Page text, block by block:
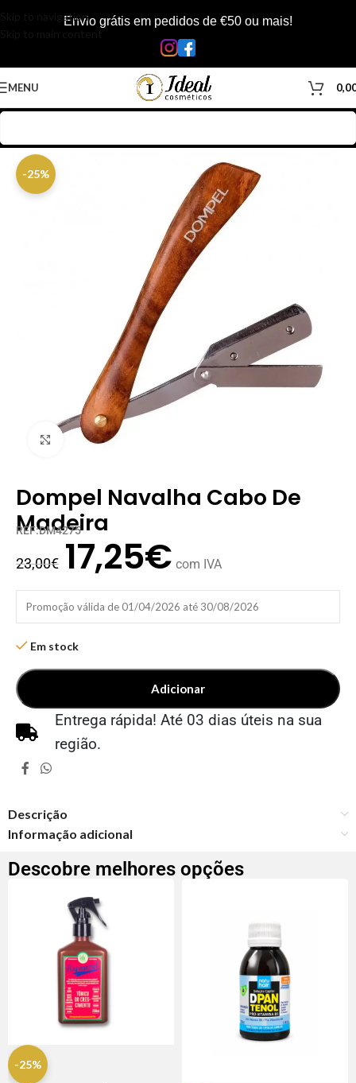
Skip to navigationEnvio grátis em pedidos de €50 ou mais!
MENU
-25%
Clique para ampliar
Dompel Navalha Cabo De
Madeira
REF:DM4275
23,00€ 17,25€ com IVA
Promoção válida de 01/04/2026 até 30/08/2026
Em stock
Adicionar
Entrega rápida! Até 03 dias úteis na sua
região.
Descrição
Informação adicional
Descobre melhores opções
-25%